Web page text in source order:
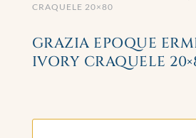
CRAQUELE 20×80
GRAZIA EPOQUE
IVORY CRAQUELE